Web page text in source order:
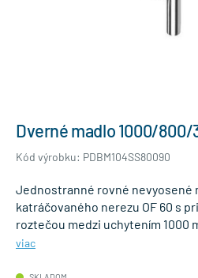
Dverné madlo 1000/
Kód výrobku: PDBM104SS80090
Jednostranné rovné nevyosené
katráčovaného nerezu OF 60 s
roztečou medzi uchytením 1000
viac